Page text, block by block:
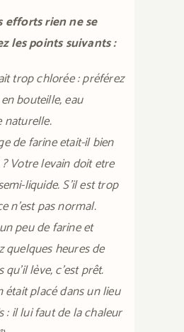
efforts rien ne se
les points suivants :
trop chlorée : préférez
bouteille, eau
naturelle.
de farine etait-il bien
Votre levain doit etre
liquide. S’il est trop
n’est pas normal.
peu de farine et
quelques heures de
qu’il lève, c’est prêt.
était placé dans un lieu
: il lui faut de la chaleur